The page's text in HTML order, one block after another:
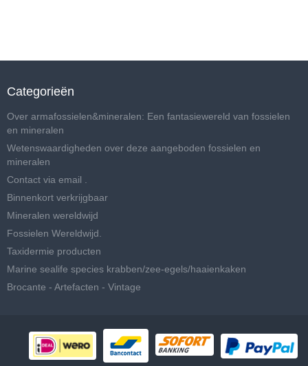
Categorieën
Over armafossielen&mineralen: Een fantasiewereld van fossielen
en mineralen
Wetenswaardigheden over deze aangeboden fossielen en
mineralen
Contact via email .
Binnenkort verkrijgbaar
Mineralen wereldwijd
Fossielen Wereldwijd.
Taxidermie producten
Marine sealife species krabben/zee-egels/haaienkaken
Brocante - Artefacten - Vintage